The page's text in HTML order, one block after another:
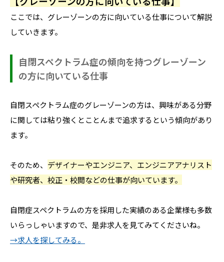
ここでは、グレーゾーンの方に向いている仕事について解説
していきます。
自閉スペクトラム症の傾向を持つグレーゾーン
の方に向いている仕事
自閉スペクトラム症のグレーゾーンの方は、興味がある分野
に関しては粘り強くとことんまで追求するという傾向があり
ます。
そのため、 デザイナーやエンジニア、エンジニアアナリスト
や研究者、校正・校閲などの仕事が向いています。
自閉症スペクトラムの方を採用した実績のある企業様も多数
いらっしゃいますので、是非求人を見てみてくださいね。
→求人を探してみる。